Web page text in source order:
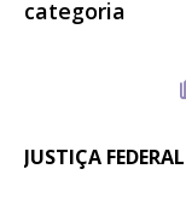
categoria
JUSTIÇA FEDERAL